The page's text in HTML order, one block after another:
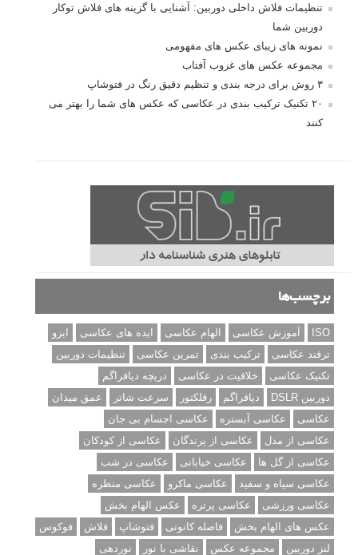
تنظیمات فلاش داخلی دوربین: آشنایی با گزینه های فلاش توکار
دوربین شما
نمونه های زیبای عکس های مفهومی
مجموعه عکس های غروب آفتاب
۳ روش برای درجه بندی و تنظیم دقیق رنگ در فتوشاپ
۲۰ تکنیک ترکیب بندی در عکاسی که عکس های شما را بهتر می
کنند
برچسب‌ها
ISO آموزش عکاسی الهام عکاسی ایده های عکاسی
ایزو
ترفند عکاسی
ترکیب بندی تمرین عکاسی
تنظیمات دوربین
تکنیک عکاسی
خلاقیت در عکاسی
دریچه دیافراگم
دوربین DSLR
دیافراگم رفلکتور سرعت شاتر
عمق میدان
عکاسی
عکاسی آبستره
عکاسی اجسام بی جان
عکاسی از مدل
عکاسی از پرندگان
عکاسی از کودکان
عکاسی از گل ها
عکاسی خیابانی
عکاسی در شب
عکاسی سیاه و سفید
عکاسی ماکرو
عکاسی منظره
عکاسی ورزشی
عکاسی پرتره
عکس الهام بخش
عکس های الهام بخش
فاصله کانونی فتوشاپ فلاش
فوکوس
لنز دوربین
مجموعه عکس نقاشی با نور
نوردهی